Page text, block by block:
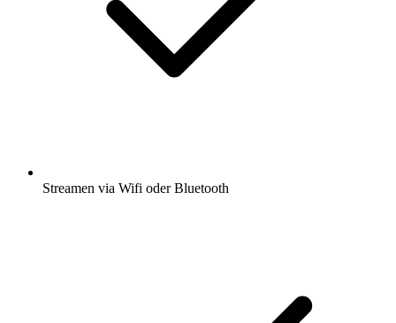
Streamen via Wifi oder Bluetooth